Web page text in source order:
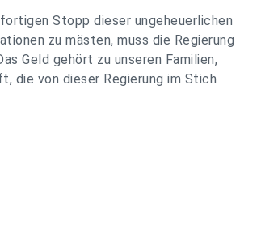
Stopp dieser ungeheuerlichen
zu mästen, muss die Regierung
Geld gehört zu unseren Familien,
die von dieser Regierung im Stich